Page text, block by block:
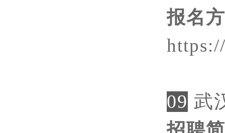
报名
09 武